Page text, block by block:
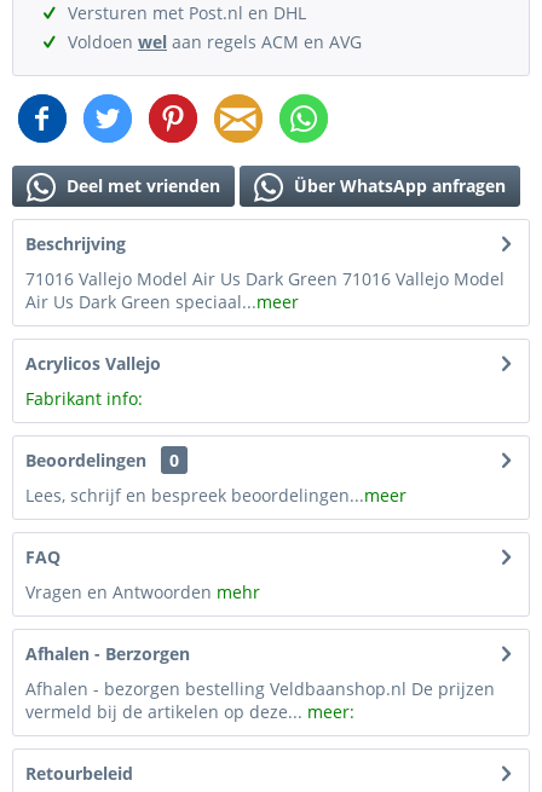
Versturen met Post.nl en DHL
Voldoen wel aan regels ACM en AVG
Deel met vrienden Über WhatsApp anfragen
Beschrijving
71016 Vallejo Model Air Us Dark Green 71016 Vallejo Model
Air Us Dark Green speciaal...meer
Acrylicos Vallejo
Fabrikant info:
Beoordelingen
0
Lees, schrijf en bespreek beoordelingen...meer
FAQ
Vragen en Antwoorden mehr
Afhalen - Berzorgen
Afhalen - bezorgen bestelling Veldbaanshop.nl De prijzen
vermeld bij de artikelen op deze... meer:
Retourbeleid